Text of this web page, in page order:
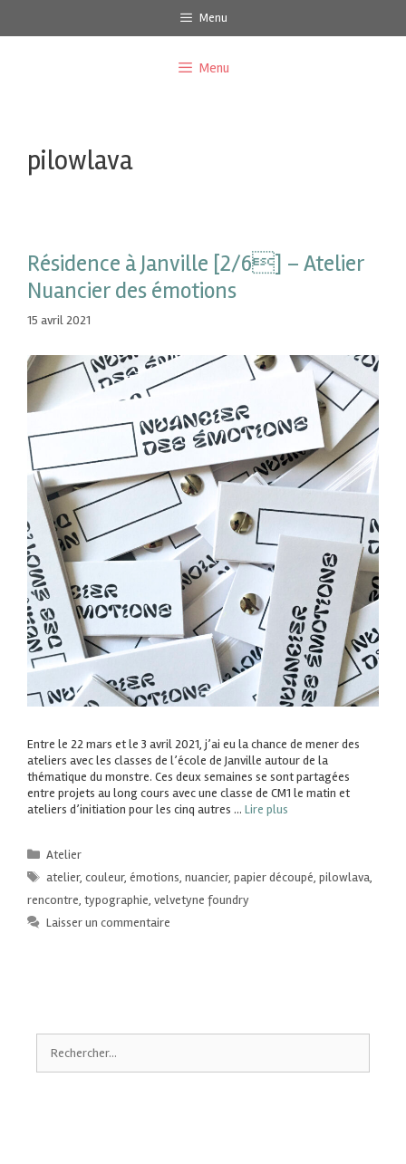
Menu
Menu
pilowlava
Résidence à Janville [2/6] – Atelier
Nuancier des émotions
15 avril 2021
Entre le 22 mars et le 3 avril 2021, j’ai eu la chance de mener des
ateliers avec les classes de l’école de Janville autour de la
thématique du monstre. Ces deux semaines se sont partagées
entre projets au long cours avec une classe de CM1 le matin et
ateliers d’initiation pour les cinq autres … Lire plus
Atelier
atelier,couleur,émotions,nuancier,papier découpé,pilowlava,
rencontre, typographie, velvetyne foundry
Laisser un commentaire